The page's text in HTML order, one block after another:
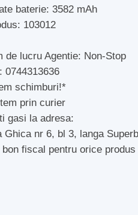
baterie: 3582 mAh
103012
de lucru Agentie: Non-Stop
0744313636
schimburi!*
prin curier
gasi la adresa:
Ghica nr 6, bl 3, langa
fiscal pentru orice produs